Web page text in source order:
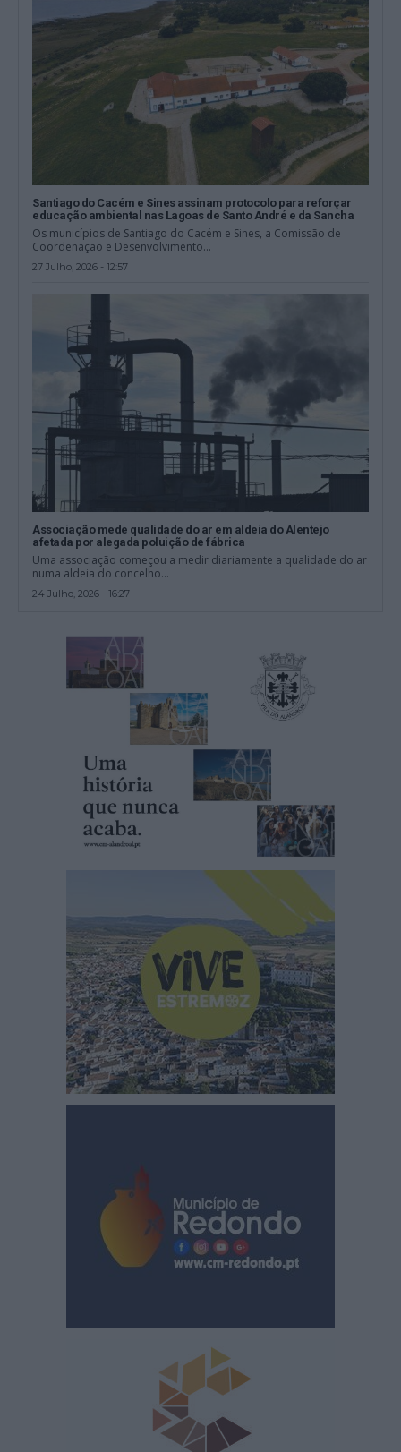
Santiago do Cacém e Sines assinam protocolo para reforçar
educação ambiental nas Lagoas de Santo André e da Sancha
Os municípios de Santiago do Cacém e Sines, a Comissão de
Coordenação e Desenvolvimento...
27 Julho, 2026 - 12:57
Associação mede qualidade do ar em aldeia do Alentejo
afetada por alegada poluição de fábrica
Uma associação começou a medir diariamente a qualidade do ar
numa aldeia do concelho...
24 Julho, 2026 - 16:27